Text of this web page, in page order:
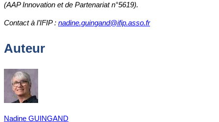
(AAP Innovation et de Partenariat n°5619).
Contact à l’IFIP : nadine.guingand@ifip.asso.fr
Auteur
Nadine GUINGAND